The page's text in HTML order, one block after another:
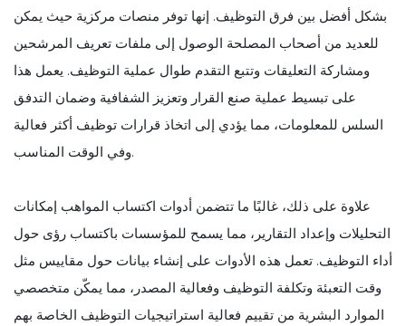
بشكل أفضل بين فرق التوظيف. إنها توفر منصات مركزية حيث يمكن
للعديد من أصحاب المصلحة الوصول إلى ملفات تعريف المرشحين
ومشاركة التعليقات وتتبع التقدم طوال عملية التوظيف. يعمل هذا
على تبسيط عملية صنع القرار وتعزيز الشفافية وضمان التدفق
السلس للمعلومات، مما يؤدي إلى اتخاذ قرارات توظيف أكثر فعالية
وفي الوقت المناسب.
علاوة على ذلك، غالبًا ما تتضمن أدوات اكتساب المواهب إمكانات
التحليلات وإعداد التقارير، مما يسمح للمؤسسات باكتساب رؤى حول
أداء التوظيف. تعمل هذه الأدوات على إنشاء بيانات حول مقاييس مثل
وقت التعبئة وتكلفة التوظيف وفعالية المصدر، مما يمكّن متخصصي
الموارد البشرية من تقييم فعالية استراتيجيات التوظيف الخاصة بهم